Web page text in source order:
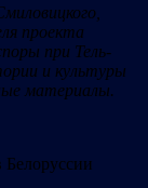
проекта
при Тель-
и культуры
материалы.